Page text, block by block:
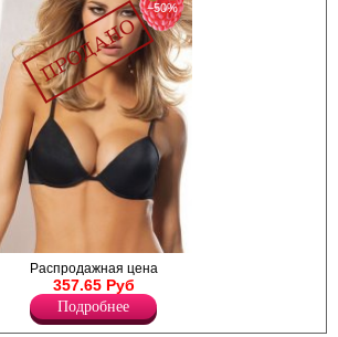
Бюстгальтер с формованной
чашкой пуш-ап (гель), с
литыми регулируемыми
бретелями, с гладкими
чашками.Чашка бюстгалтера
−50%
Распродажная цена
357.65 Руб
Подробнее